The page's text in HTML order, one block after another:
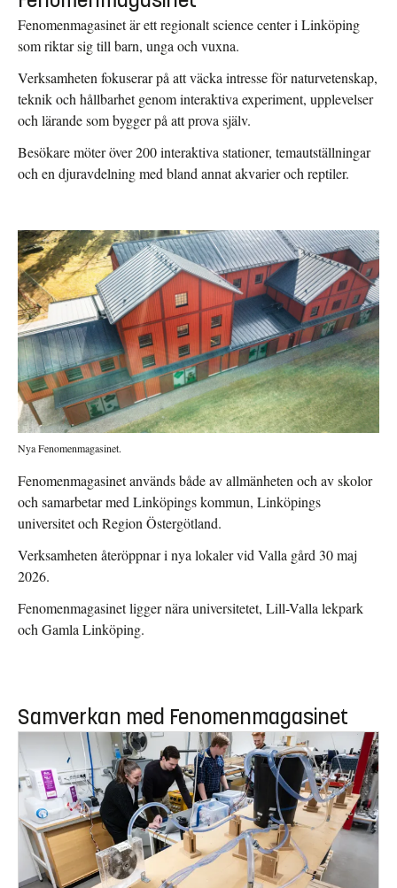
Fenomenmagasinet är ett regionalt science center i Linköping
som riktar sig till barn, unga och vuxna.
Verksamheten fokuserar på att väcka intresse för naturvetenskap,
teknik och hållbarhet genom interaktiva experiment, upplevelser
och lärande som bygger på att prova själv.
Besökare möter över 200 interaktiva stationer, temautställningar
och en djuravdelning med bland annat akvarier och reptiler.
Nya Fenomenmagasinet.
Fenomenmagasinet används både av allmänheten och av skolor
och samarbetar med Linköpings kommun, Linköpings
universitet och Region Östergötland.
Verksamheten återöppnar i nya lokaler vid Valla gård 30 maj
2026.
Fenomenmagasinet ligger nära universitetet, Lill-Valla lekpark
och Gamla Linköping.
Samverkan med Fenomenmagasinet